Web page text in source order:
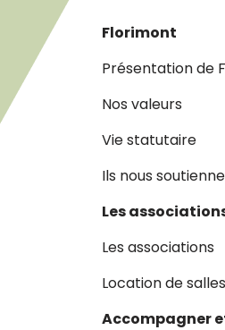
Florimont
Présentation de
Nos valeurs
Vie statutaire
Ils nous
Les
Les associations
Location de salles
Accompagner